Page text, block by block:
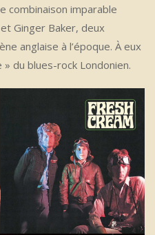
combinaison imparable
et Ginger Baker, deux
anglaise à l’époque. À eux
du blues-rock Londonien.